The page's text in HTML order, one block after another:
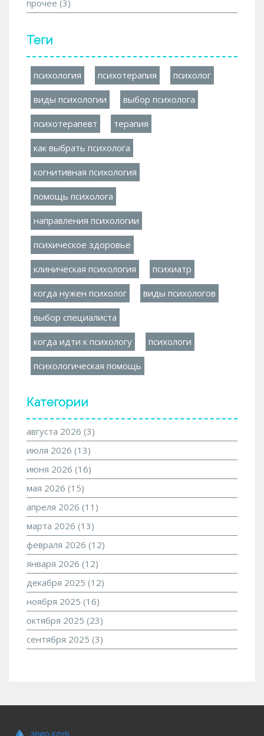
прочее (3)
Теги
психология психотерапия психолог
виды психологии выбор психолога
психотерапевт терапия
как выбрать психолога
когнитивная психология
помощь психолога
направления психологии
психическое здоровье
клиническая психология психиатр
когда нужен психолог виды психологов
выбор специалиста
когда идти к психологу психологи
психологическая помощь
Категории
августа 2026 (3)
июля 2026 (13)
июня 2026 (16)
мая 2026 (15)
апреля 2026 (11)
марта 2026 (13)
февраля 2026 (12)
января 2026 (12)
декабря 2025 (12)
ноября 2025 (16)
октября 2025 (23)
сентября 2025 (3)